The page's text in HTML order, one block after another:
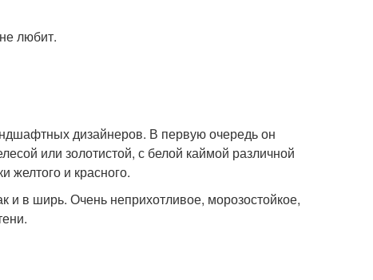
любит.
дизайнеров. В первую очередь он
или золотистой, с белой каймой различной
желтого и красного.
и в ширь. Очень неприхотливое, морозостойкое,